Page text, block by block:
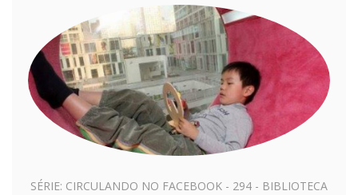
SÉRIE: CIRCULANDO NO FACEBOOK - 294 - BIBLIOTECA